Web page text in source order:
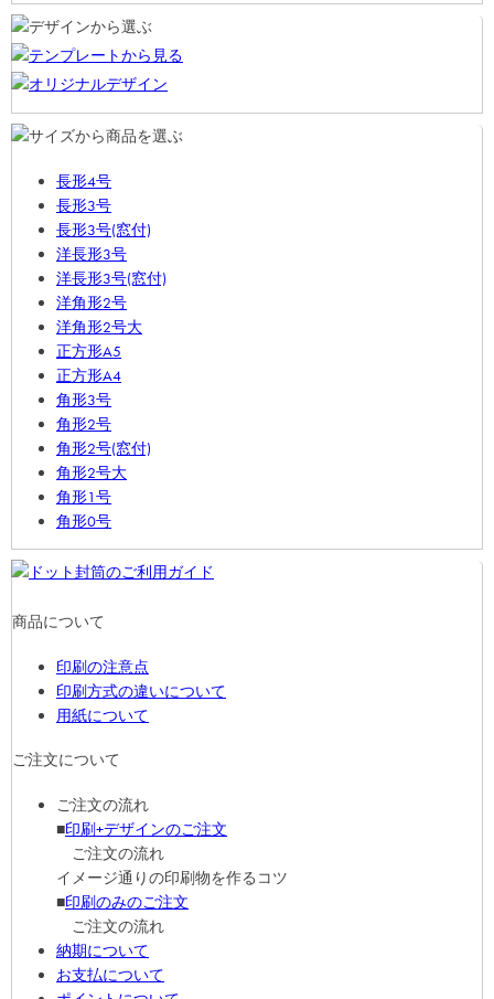
長形4号
長形3号
長形3号(窓付)
洋長形3号
洋長形3号(窓付)
洋角形2号
洋角形2号大
正方形A5
正方形A4
角形3号
角形2号
角形2号(窓付)
角形2号大
角形1号
角形0号
商品について
印刷の注意点
印刷方式の違いについて
用紙について
ご注文について
ご注文の流れ
■印刷+デザインのご注文
ご注文の流れ
イメージ通りの印刷物を作るコツ
■印刷のみのご注文
ご注文の流れ
納期について
お支払について